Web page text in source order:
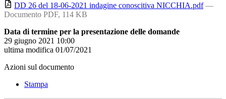
DD 26 del 18-06-2021 indagine conoscitiva NICCHIA.pdf —
Documento PDF, 114 KB
Data di termine per la presentazione delle domande
29 giugno 2021 10:00
ultima modifica 01/07/2021
Azioni sul documento
Stampa